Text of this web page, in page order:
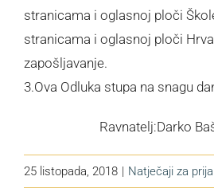
stranicama i oglasnoj ploči
stranicama i oglasnoj ploči
zapošljavanje.
3.Ova Odluka stupa na snagu
Ravnatelj:Darko
25 listopada, 2018 | Natječaji za